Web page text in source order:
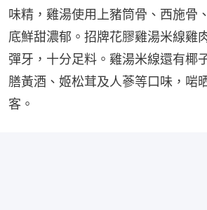
味精，雞湯使用上豬筒骨、西施骨
底鮮甜濃郁。招牌花膠雞湯米線雞
彈牙，十分足料。雞湯米線還有椰
膳黃酒、姬松茸及人蔘等口味，啱
客。